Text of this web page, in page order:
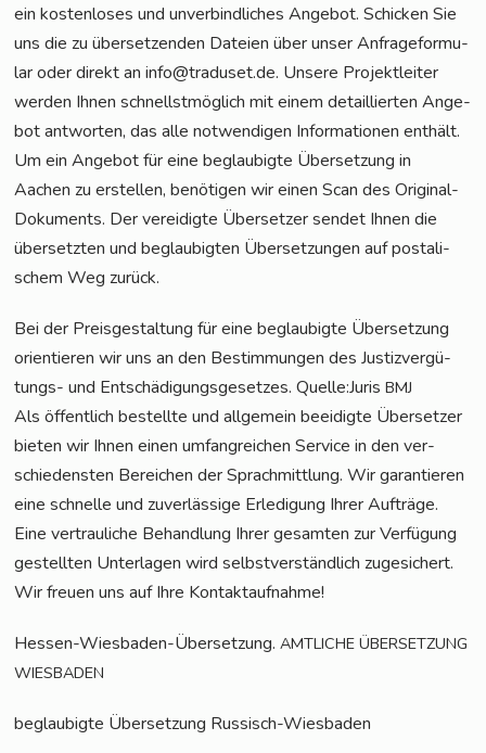
ein kos­ten­lo­ses und unver­bind­li­ches Ange­bot. Schi­cken Sie
uns die zu über­set­zen­den Datei­en über unser Anfra­ge­for­mu­
lar oder direkt an info@traduset.de. Unse­re Pro­jekt­lei­ter
wer­den Ihnen schnellst­mög­lich mit einem detail­lier­ten Ange­
bot ant­wor­ten, das alle not­wen­di­gen Infor­ma­tio­nen ent­hält.
Um ein Ange­bot für eine beglau­big­te Über­set­zung in
Aachen zu erstel­len, benö­ti­gen wir einen Scan des Ori­gi­nal-
Doku­ments. Der ver­ei­dig­te Über­set­zer sen­det Ihnen die
über­setz­ten und beglau­big­ten Über­set­zun­gen auf pos­ta­li­
schem Weg zurück.
Bei der Preis­ge­stal­tung für eine beglau­big­te Über­set­zung
ori­en­tie­ren wir uns an den Bestim­mun­gen des Jus­tiz­ver­gü­
tungs- und Ent­schä­di­gungs­ge­set­zes. Quelle:JurisBMJ
Als öffent­lich bestell­te und all­ge­mein beei­dig­te Über­set­zer
bie­ten wir Ihnen einen umfang­rei­chen Ser­vice in den ver­
schie­dens­ten Berei­chen der Sprach­mitt­lung. Wir garan­tie­ren
eine schnel­le und zuver­läs­si­ge Erle­di­gung Ihrer Auf­trä­ge.
Eine ver­trau­li­che Behand­lung Ihrer gesam­ten zur Ver­fü­gung
gestell­ten Unter­la­gen wird selbst­ver­ständ­lich zuge­si­chert.
Wir freu­en uns auf Ihre Kontaktaufnahme!
Hes­sen-Wies­ba­den-Über­set­zung.AMTLICHE ÜBERSETZUNG
WIESBADEN
beglau­big­te Über­set­zung Russisch-Wiesbaden